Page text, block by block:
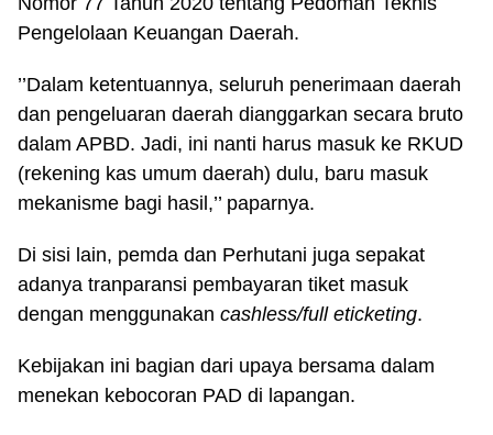
Pengelolaan Keuangan Daerah.
’’Dalam ketentuannya, seluruh penerimaan daerah
dan pengeluaran daerah dianggarkan secara bruto
dalam APBD. Jadi, ini nanti harus masuk ke RKUD
(rekening kas umum daerah) dulu, baru masuk
mekanisme bagi hasil,’’ paparnya.
Di sisi lain, pemda dan Perhutani juga sepakat
adanya tranparansi pembayaran tiket masuk
dengan menggunakan cashless/full eticketing.
Kebijakan ini bagian dari upaya bersama dalam
menekan kebocoran PAD di lapangan.